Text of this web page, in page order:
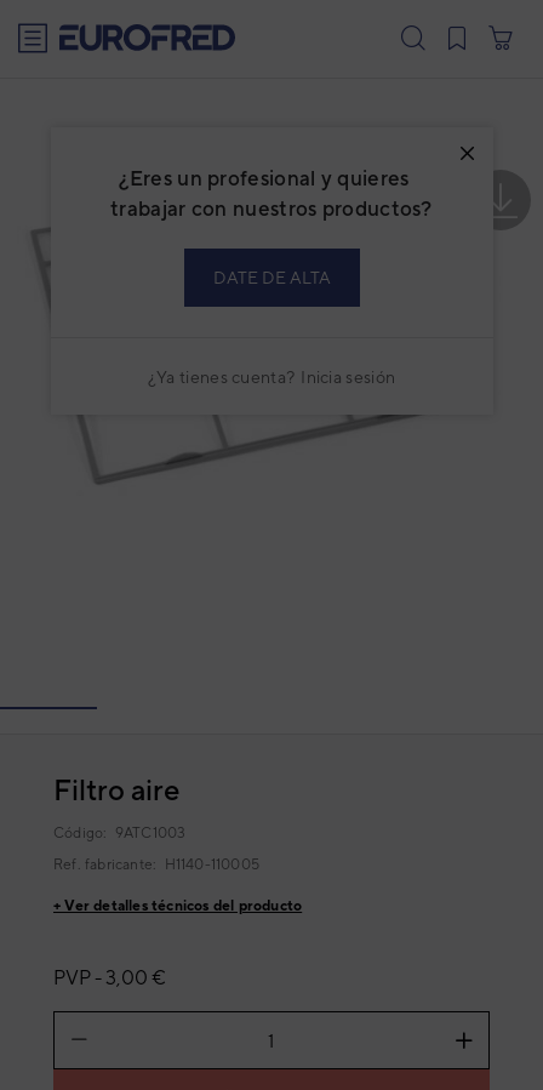
¿Eres un profesional y quieres
trabajar con nuestros productos?
DATE DE ALTA
¿Ya tienes cuenta? Inicia sesión
Filtro aire
Código: 9ATC1003
Ref. fabricante:
H1140-110005
+ Ver detalles técnicos del producto
PVP - 3,00 €